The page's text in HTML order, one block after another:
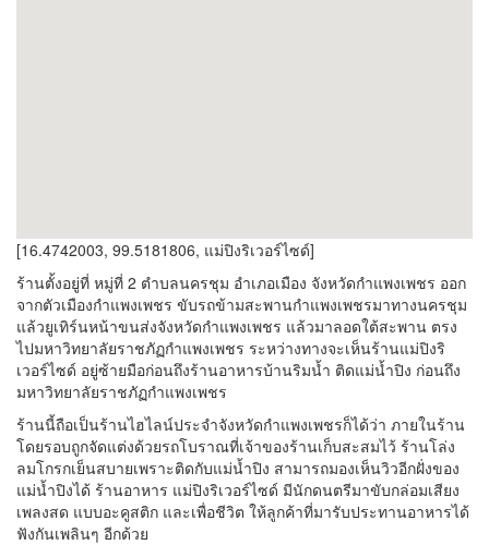
[16.4742003, 99.5181806, แม่ปิงริเวอร์ไซด์]
ร้านตั้งอยู่ที่ หมู่ที่ 2 ตำบลนครชุม อำเภอเมือง จังหวัดกำแพงเพชร ออก
จากตัวเมืองกำแพงเพชร ขับรถข้ามสะพานกำแพงเพชรมาทางนครชุม
แล้วยูเทิร์นหน้าขนส่งจังหวัดกำแพงเพชร แล้วมาลอดใต้สะพาน ตรง
ไปมหาวิทยาลัยราชภัฏกำแพงเพชร ระหว่างทางจะเห็นร้านแม่ปิงริ
เวอร์ไซด์ อยู่ซ้ายมือก่อนถึงร้านอาหารบ้านริมน้ำ ติดแม่น้ำปิง ก่อนถึง
มหาวิทยาลัยราชภัฏกำแพงเพชร
ร้านนี้ถือเป็นร้านไฮไลน์ประจำจังหวัดกำแพงเพชรก็ได้ว่า ภายในร้าน
โดยรอบถูกจัดแต่งด้วยรถโบราณที่เจ้าของร้านเก็บสะสมไว้ ร้านโล่ง
ลมโกรกเย็นสบายเพราะติดกับแม่น้ำปิง สามารถมองเห็นวิวอีกฝั่งของ
แม่น้ำปิงได้ ร้านอาหาร แม่ปิงริเวอร์ไซด์ มีนักดนตรีมาขับกล่อมเสียง
เพลงสด แบบอะคูสติก และเพื่อชีวิต ให้ลูกค้าที่มารับประทานอาหารได้
ฟังกันเพลินๆ อีกด้วย